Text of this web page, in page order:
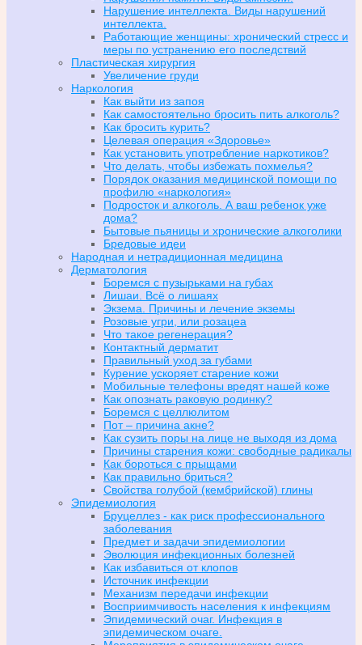
Нарушение интеллекта. Виды нарушений
интеллекта.
Работающие женщины: хронический стресс и
меры по устранению его последствий
Пластическая хирургия
Увеличение груди
Наркология
Как выйти из запоя
Как самостоятельно бросить пить алкоголь?
Как бросить курить?
Целевая операция «Здоровье»
Как установить употребление наркотиков?
Что делать, чтобы избежать похмелья?
Порядок оказания медицинской помощи по
профилю «наркология»
Подросток и алкоголь. А ваш ребенок уже
дома?
Бытовые пьяницы и хронические алкоголики
Бредовые идеи
Народная и нетрадиционная медицина
Дерматология
Боремся с пузырьками на губах
Лишаи. Всё о лишаях
Экзема. Причины и лечение экземы
Розовые угри, или розацеа
Что такое регенерация?
Контактный дерматит
Правильный уход за губами
Курение ускоряет старение кожи
Мобильные телефоны вредят нашей коже
Как опознать раковую родинку?
Боремся с целлюлитом
Пот – причина акне?
Как сузить поры на лице не выходя из дома
Причины старения кожи: свободные радикалы
Как бороться с прыщами
Как правильно бриться?
Свойства голубой (кембрийской) глины
Эпидемиология
Бруцеллез - как риск профессионального
заболевания
Предмет и задачи эпидемиологии
Эволюция инфекционных болезней
Как избавиться от клопов
Источник инфекции
Механизм передачи инфекции
Восприимчивость населения к инфекциям
Эпидемический очаг. Инфекция в
эпидемическом очаге.